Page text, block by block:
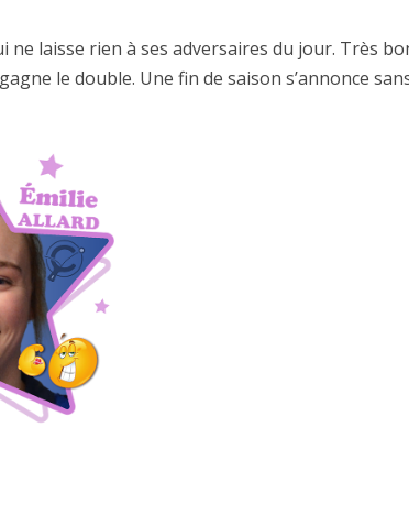
ne laisse rien à ses adversaires du jour. Très
le double. Une fin de saison s’annonce